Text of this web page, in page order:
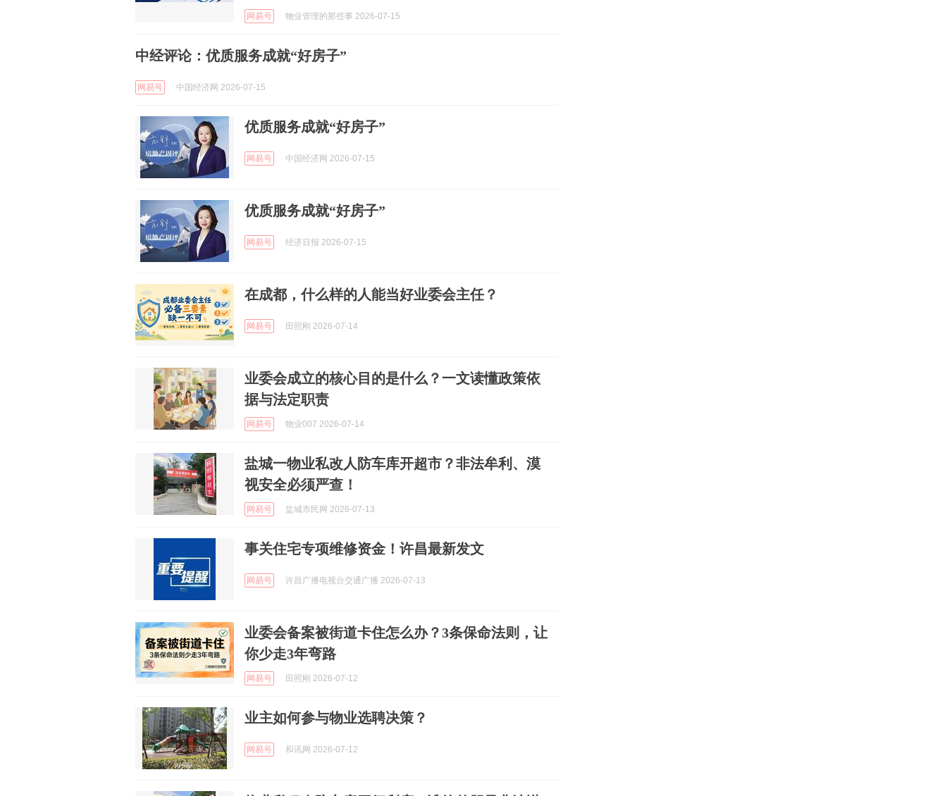
网易号 物业管理的那些事 2026-07-15
中经评论：优质服务成就“好房子”
网易号 中国经济网 2026-07-15
优质服务成就“好房子”
网易号 中国经济网 2026-07-15
优质服务成就“好房子”
网易号 经济日报 2026-07-15
在成都，什么样的人能当好业委会主任？
网易号 田照刚 2026-07-14
业委会成立的核心目的是什么？一文读懂政策依
据与法定职责
网易号 物业007 2026-07-14
盐城一物业私改人防车库开超市？非法牟利、漠
视安全必须严查！
网易号 盐城市民网 2026-07-13
事关住宅专项维修资金！许昌最新发文
网易号 许昌广播电视台交通广播 2026-07-13
业委会备案被街道卡住怎么办？3条保命法则，让
你少走3年弯路
网易号 田照刚 2026-07-12
业主如何参与物业选聘决策？
网易号 和讯网 2026-07-12